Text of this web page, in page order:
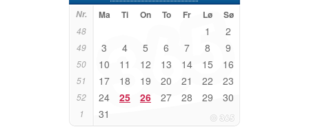
Nr. Ma Ti On To Fr Lø Sø
48 1 2
49 3 4 5 6 7 8 9
50 10 11 12 13 14 15 16
51 17 18 19 20 21 22 23
52 24 25 26 27 28 29 30
1 31